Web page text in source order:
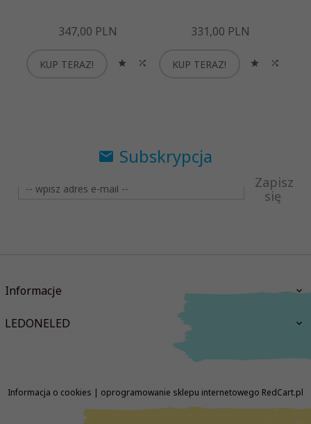
347,00 PLN
KUP TERAZ!
331,00 PLN
KUP TERAZ!
Subskrypcja
Zapisz
się
Informacje
LEDONELED
Informacja o cookies | oprogramowanie sklepu internetowego RedCart.pl